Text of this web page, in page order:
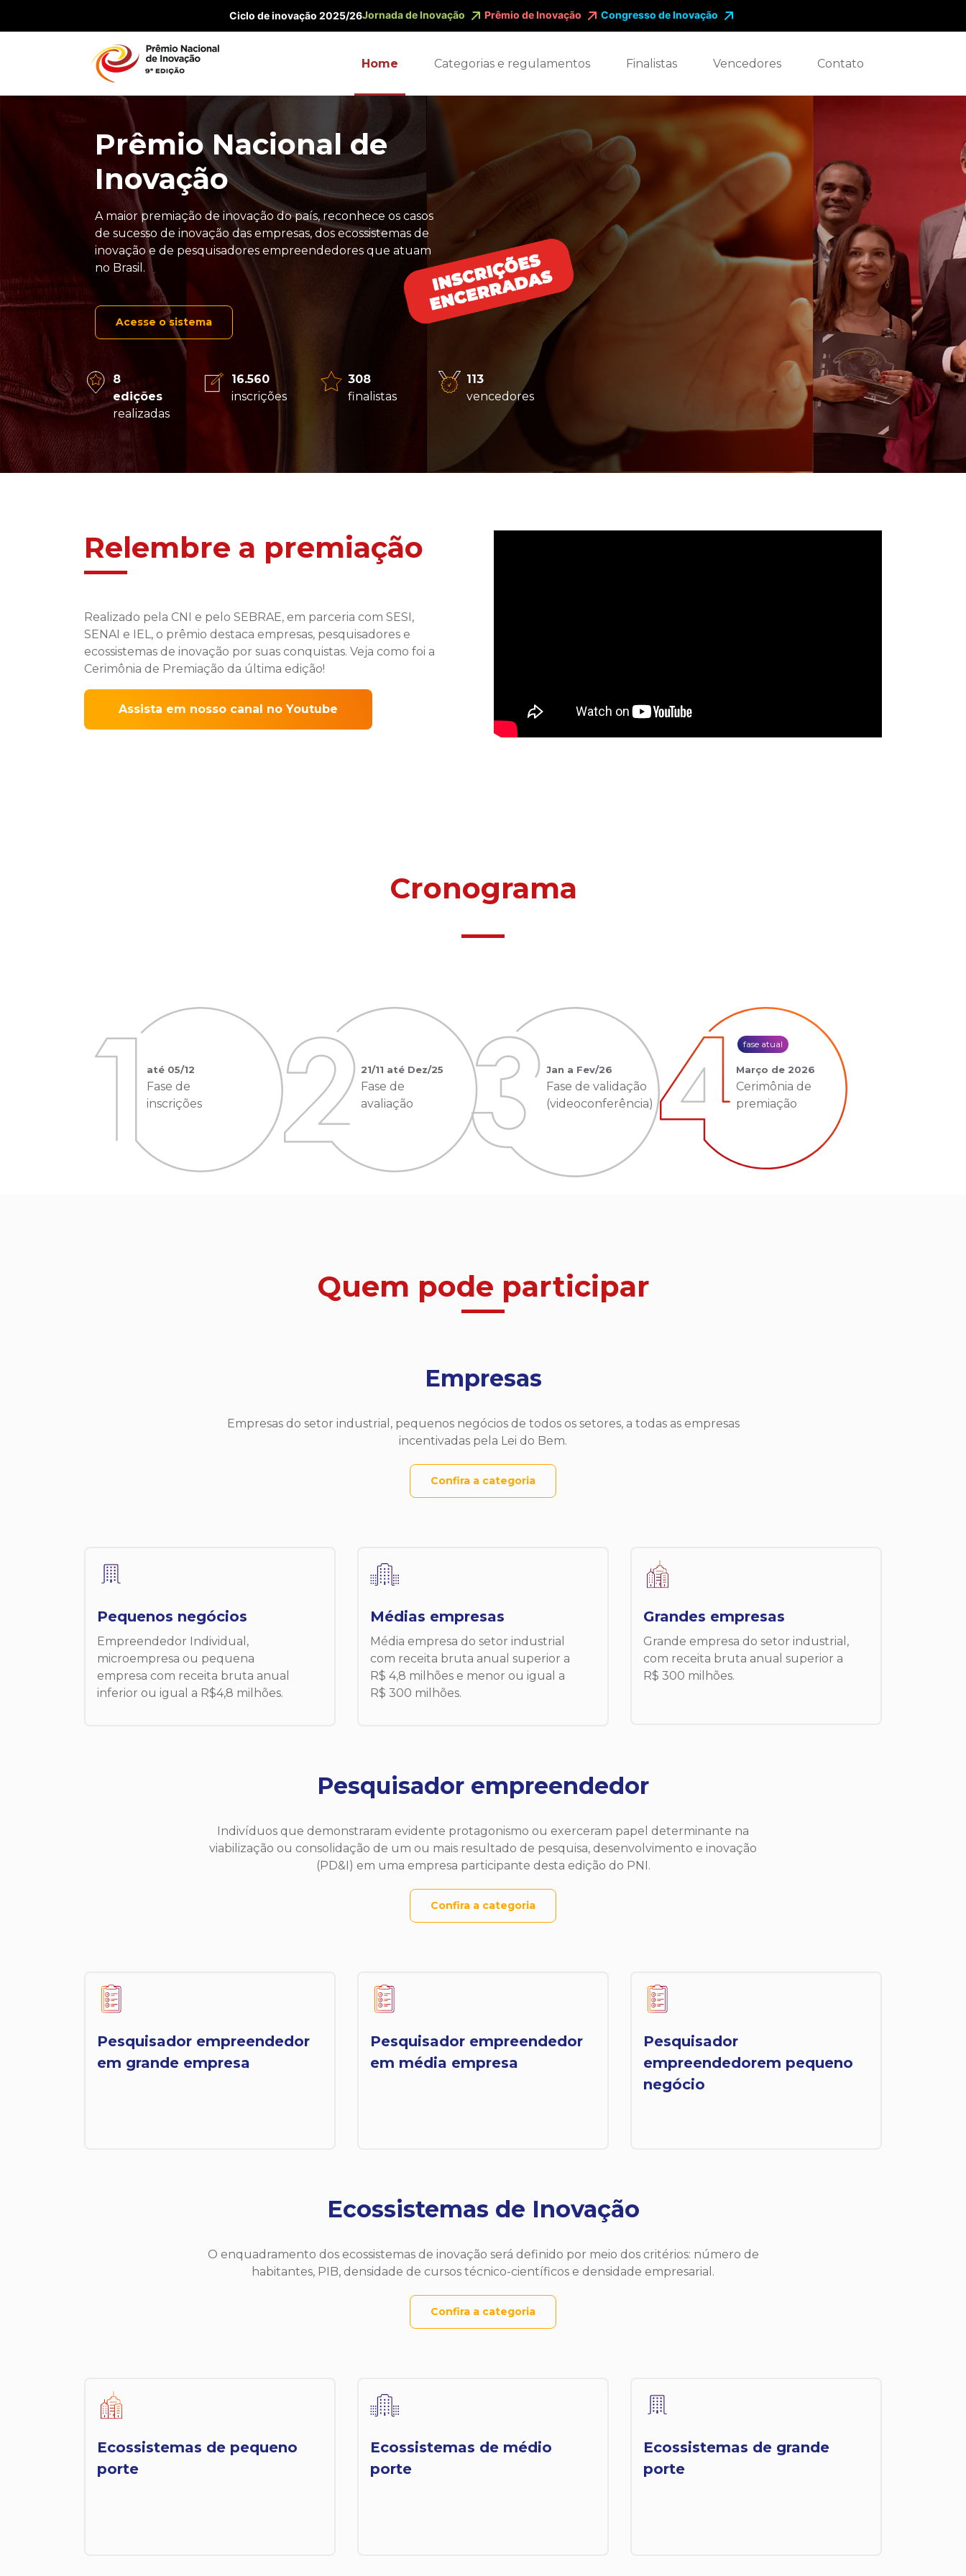
Ciclo de inovação 2025/26Jornada de Inovação Prêmio de Inovação Congresso de Inovação
Home Categorias e regulamentos Finalistas Vencedores Contato
Prêmio Nacional de
Inovação
A maior premiação de inovação do país, reconhece os casos
de sucesso de inovação das empresas, dos ecossistemas de
inovação e de pesquisadores empreendedores que atuam
no Brasil.
Acesse o sistema
8
edições
realizadas
16.560
inscrições
308
finalistas
113
vencedores
Relembre a premiação
Realizado pela CNI e pelo SEBRAE, em parceria com SESI,
SENAI e IEL, o prêmio destaca empresas, pesquisadores e
ecossistemas de inovação por suas conquistas. Veja como foi a
Cerimônia de Premiação da última edição!
Assista em nosso canal no Youtube
Cronograma
até 05/12
Fase de
inscrições
21/11 até Dez/25
Fase de
avaliação
Jan a Fev/26
Fase de validação
(videoconferência)
Março de 2026
Cerimônia de
premiação
fase atual
Quem pode participar
Empresas
Empresas do setor industrial, pequenos negócios de todos os setores, a todas as empresas
incentivadas pela Lei do Bem.
Confira a categoria
Pequenos negócios
Empreendedor Individual,
microempresa ou pequena
empresa com receita bruta anual
inferior ou igual a R$4,8 milhões.
Médias empresas
Média empresa do setor industrial
com receita bruta anual superior a
R$ 4,8 milhões e menor ou igual a
R$ 300 milhões.
Grandes empresas
Grande empresa do setor industrial,
com receita bruta anual superior a
R$ 300 milhões.
Pesquisador empreendedor
Indivíduos que demonstraram evidente protagonismo ou exerceram papel determinante na
viabilização ou consolidação de um ou mais resultado de pesquisa, desenvolvimento e inovação
(PD&I) em uma empresa participante desta edição do PNI.
Confira a categoria
Pesquisador empreendedor
em grande empresa
Pesquisador empreendedor
em média empresa
Pesquisador
empreendedorem pequeno
negócio
Ecossistemas de Inovação
O enquadramento dos ecossistemas de inovação será definido por meio dos critérios: número de
habitantes, PIB, densidade de cursos técnico-científicos e densidade empresarial.
Confira a categoria
Ecossistemas de pequeno
porte
Ecossistemas de médio
porte
Ecossistemas de grande
porte